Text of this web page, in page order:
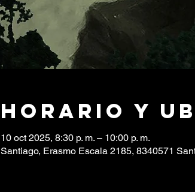
Horario y
10 oct 2025, 8:30 p. m. – 10:00 p. m.
Santiago, Erasmo Escala 2185, 8340571